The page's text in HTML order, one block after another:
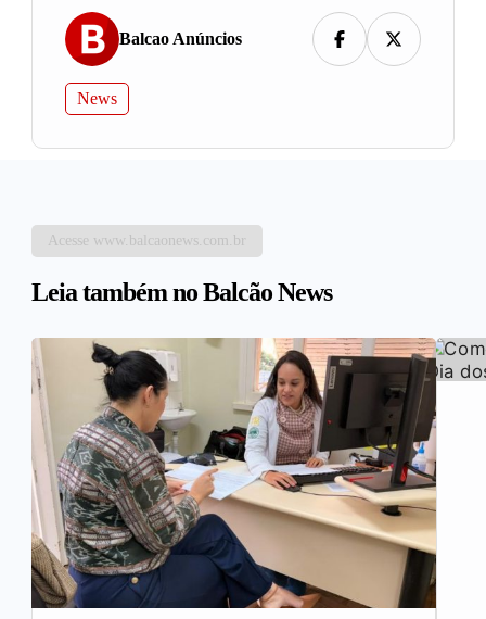
Balcao Anúncios
News
Acesse www.balcaonews.com.br
Leia também no Balcão News